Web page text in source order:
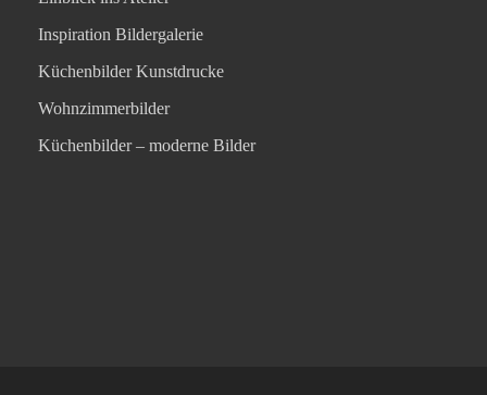
Inspiration Bildergalerie
Küchenbilder Kunstdrucke
Wohnzimmerbilder
Küchenbilder – moderne Bilder